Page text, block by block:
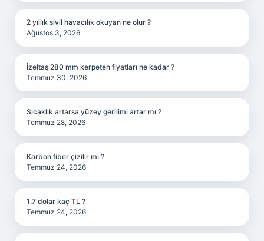
2 yıllık sivil havacılık okuyan ne olur ?
Ağustos 3, 2026
İzeltaş 280 mm kerpeten fiyatları ne kadar ?
Temmuz 30, 2026
Sıcaklık artarsa yüzey gerilimi artar mı ?
Temmuz 28, 2026
Karbon fiber çizilir mi ?
Temmuz 24, 2026
1.7 dolar kaç TL ?
Temmuz 24, 2026